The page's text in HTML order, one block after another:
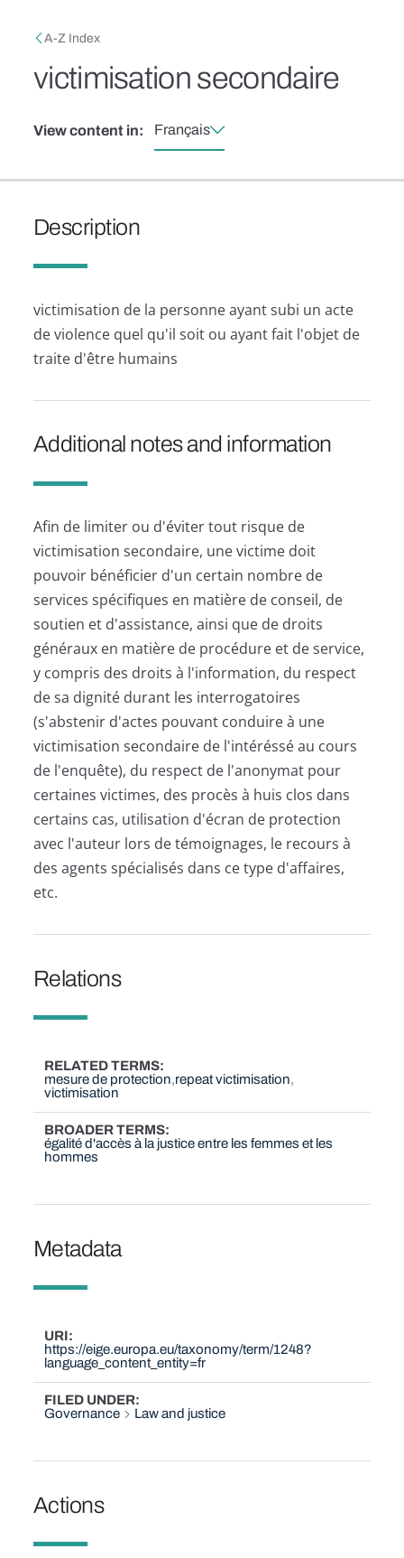
Breadcrumb
A-Z Index
victimisation secondaire
View content in: Français
Description
victimisation de la personne ayant subi un acte
de violence quel qu'il soit ou ayant fait l'objet de
traite d'être humains
Additional notes and information
Afin de limiter ou d'éviter tout risque de
victimisation secondaire, une victime doit
pouvoir bénéficier d'un certain nombre de
services spécifiques en matière de conseil, de
soutien et d'assistance, ainsi que de droits
généraux en matière de procédure et de service,
y compris des droits à l'information, du respect
de sa dignité durant les interrogatoires
(s'abstenir d'actes pouvant conduire à une
victimisation secondaire de l'intéréssé au cours
de l'enquête), du respect de l'anonymat pour
certaines victimes, des procès à huis clos dans
certains cas, utilisation d'écran de protection
avec l'auteur lors de témoignages, le recours à
des agents spécialisés dans ce type d'affaires,
etc.
Relations
RELATED TERMS
mesure de protection repeat victimisation
victimisation
BROADER TERMS
égalité d'accès à la justice entre les femmes et les
hommes
Metadata
URI
https://eige.europa.eu/taxonomy/term/1248?
language_content_entity=fr
FILED UNDER
Governance
Law and justice
Actions